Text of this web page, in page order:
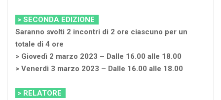
> SECONDA EDIZIONE
Saranno svolti 2 incontri di 2 ore ciascuno per un
totale di 4 ore
> Giovedì 2 marzo 2023 – Dalle 16.00 alle 18.00
> Venerdì 3 marzo 2023 – Dalle 16.00 alle 18.00
> RELATORE